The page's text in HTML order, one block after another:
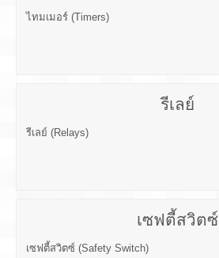
ไทมเมอร์ (Timers)
รีเลย์
รีเลย์ (Relays)
เซฟตี้สวิตซ์
เซฟตี้สวิตซ์ (Safety Switch)